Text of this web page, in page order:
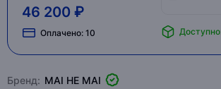
46 200 ₽
Оплачено: 10
Бренд: MAI HE MAI